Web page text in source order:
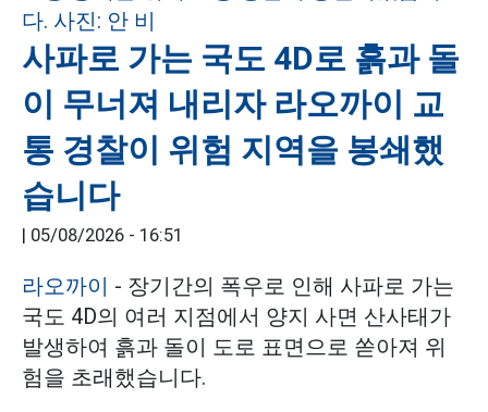
사파로 가는 국도 4D로 흙과 돌
이 무너져 내리자 라오까이 교
통 경찰이 위험 지역을 봉쇄했
습니다
| 05/08/2026 - 16:51
라오까이 - 장기간의 폭우로 인해 사파로 가는
국도 4D의 여러 지점에서 양지 사면 산사태가
발생하여 흙과 돌이 도로 표면으로 쏟아져 위
험을 초래했습니다.